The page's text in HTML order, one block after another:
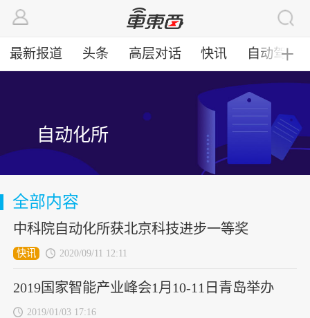
最新报道 头条 高层对话 快讯 自动驾驶
╋
自动化所
全部内容
中科院自动化所获北京科技进步一等奖
快讯 2020/09/11 12:11
2019国家智能产业峰会1月10-11日青岛举办
2019/01/03 17:16